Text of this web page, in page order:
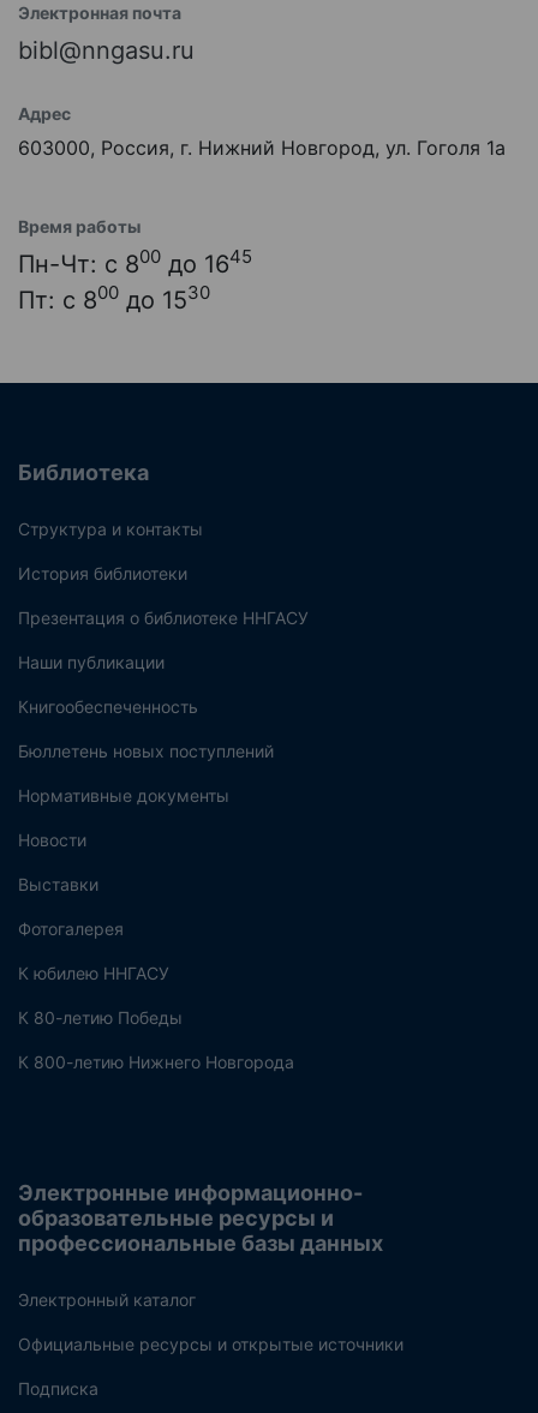
Электронная почта
bibl@nngasu.ru
Адрес
603000, Россия, г. Нижний Новгород, ул. Гоголя 1а
Время работы
Пн-Чт: с 800 до 1645
Пт: с 800 до 1530
Библиотека
Структура и контакты
История библиотеки
Презентация о библиотеке ННГАСУ
Наши публикации
Книгообеспеченность
Бюллетень новых поступлений
Нормативные документы
Новости
Выставки
Фотогалерея
К юбилею ННГАСУ
К 80-летию Победы
К 800-летию Нижнего Новгорода
Электронные информационно-
образовательные ресурсы и
профессиональные базы данных
Электронный каталог
Официальные ресурсы и открытые источники
Подписка